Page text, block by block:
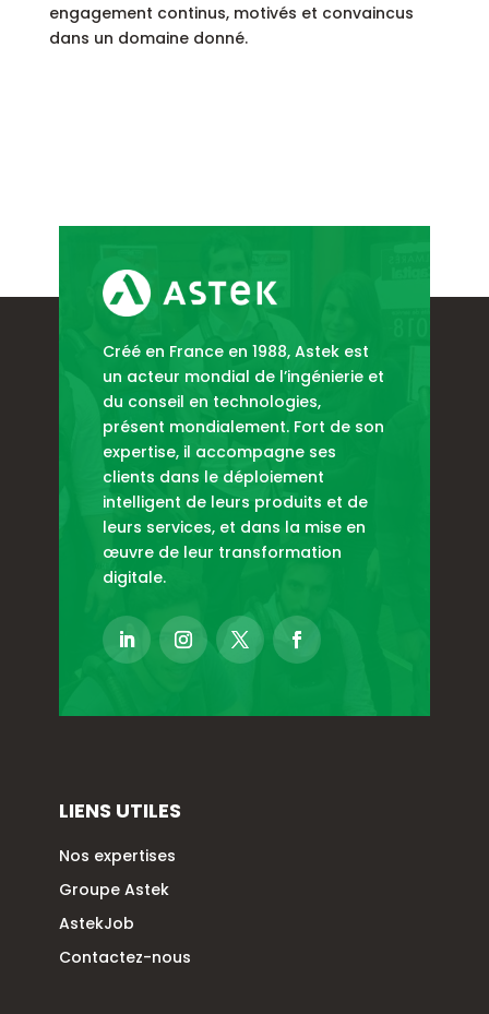
engagement continus, motivés et convaincus
dans un domaine donné.
Créé en France en 1988, Astek est
un acteur mondial de l’ingénierie et
du conseil en technologies,
présent mondialement. Fort de son
expertise, il accompagne ses
clients dans le déploiement
intelligent de leurs produits et de
leurs services, et dans la mise en
œuvre de leur transformation
digitale.
LIENS UTILES
Nos expertises
Groupe Astek
AstekJob
Contactez-nous